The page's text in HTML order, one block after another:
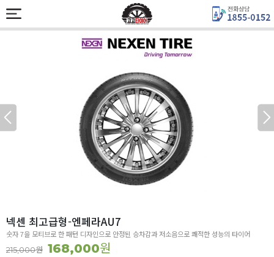
넥센 최고급형-엔페라AU7
숫자 7을 모티브로 한 패턴 디자인으로 안정된 승차감과 저소음으로 쾌적한 성능의 타이어
215,000원 168,000원